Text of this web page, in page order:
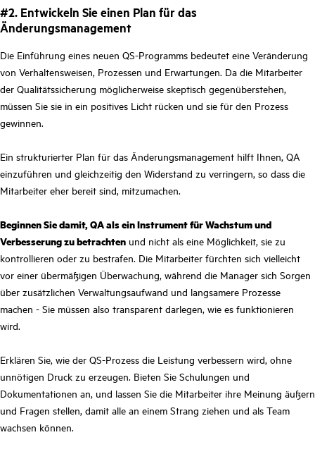
#2. Entwickeln Sie einen Plan für das
Änderungsmanagement
Die Einführung eines neuen QS-Programms bedeutet eine Veränderung
von Verhaltensweisen, Prozessen und Erwartungen. Da die Mitarbeiter
der Qualitätssicherung möglicherweise skeptisch gegenüberstehen,
müssen Sie sie in ein positives Licht rücken und sie für den Prozess
gewinnen.
Ein strukturierter Plan für das Änderungsmanagement hilft Ihnen, QA
einzuführen und gleichzeitig den Widerstand zu verringern, so dass die
Mitarbeiter eher bereit sind, mitzumachen.
Beginnen Sie damit, QA als ein Instrument für Wachstum und
Verbesserung zu betrachten und nicht als eine Möglichkeit, sie zu
kontrollieren oder zu bestrafen. Die Mitarbeiter fürchten sich vielleicht
vor einer übermäßigen Überwachung, während die Manager sich Sorgen
über zusätzlichen Verwaltungsaufwand und langsamere Prozesse
machen - Sie müssen also transparent darlegen, wie es funktionieren
wird.
Erklären Sie, wie der QS-Prozess die Leistung verbessern wird, ohne
unnötigen Druck zu erzeugen. Bieten Sie Schulungen und
Dokumentationen an, und lassen Sie die Mitarbeiter ihre Meinung äußern
und Fragen stellen, damit alle an einem Strang ziehen und als Team
wachsen können.